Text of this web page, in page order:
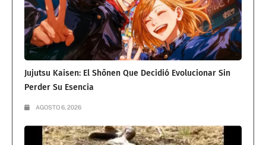
Jujutsu Kaisen: El Shōnen Que Decidió Evolucionar Sin
Perder Su Esencia
AGOSTO 6, 2026